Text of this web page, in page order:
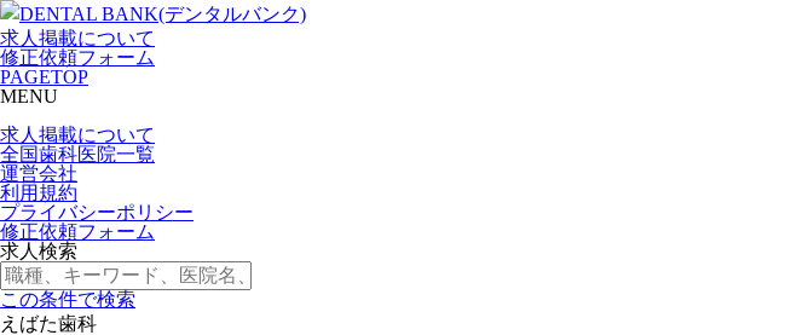
求人掲載について
修正依頼フォーム
PAGETOP
MENU
求人掲載について
全国歯科医院一覧
運営会社
利用規約
プライバシーポリシー
修正依頼フォーム
求人検索
この条件で検索
えばた歯科